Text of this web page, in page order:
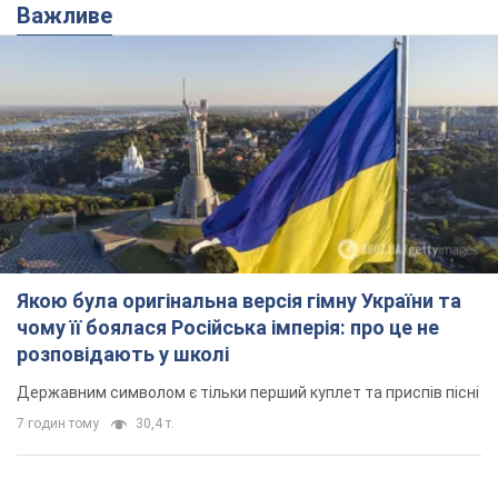
Важливе
Якою була оригінальна версія гімну України та
чому її боялася Російська імперія: про це не
розповідають у школі
Державним символом є тільки перший куплет та приспів пісні
7 годин тому 30,4 т.